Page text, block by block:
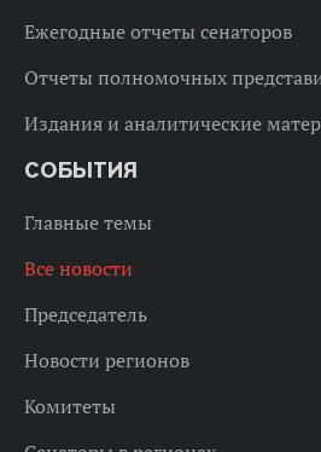
Ежегодные отчеты сенаторов
Отчеты полномочных
Издания и аналитические
СОБЫТИЯ
Главные темы
Все новости
Председатель
Новости регионов
Комитеты